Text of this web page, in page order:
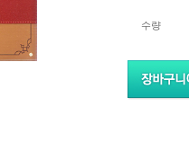
수량